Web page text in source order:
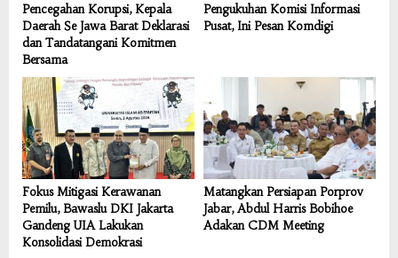
Pencegahan Korupsi, Kepala
Daerah Se Jawa Barat Deklarasi
dan Tandatangani Komitmen
Bersama
Pengukuhan Komisi Informasi
Pusat, Ini Pesan Komdigi
Fokus Mitigasi Kerawanan
Pemilu, Bawaslu DKI Jakarta
Gandeng UIA Lakukan
Konsolidasi Demokrasi
Matangkan Persiapan Porprov
Jabar, Abdul Harris Bobihoe
Adakan CDM Meeting